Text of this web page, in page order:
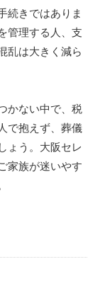
続きではありま
管理する人、支
乱は大きく減ら
かない中で、税
で抱えず、葬儀
ょう。大阪セレ
家族が迷いやす